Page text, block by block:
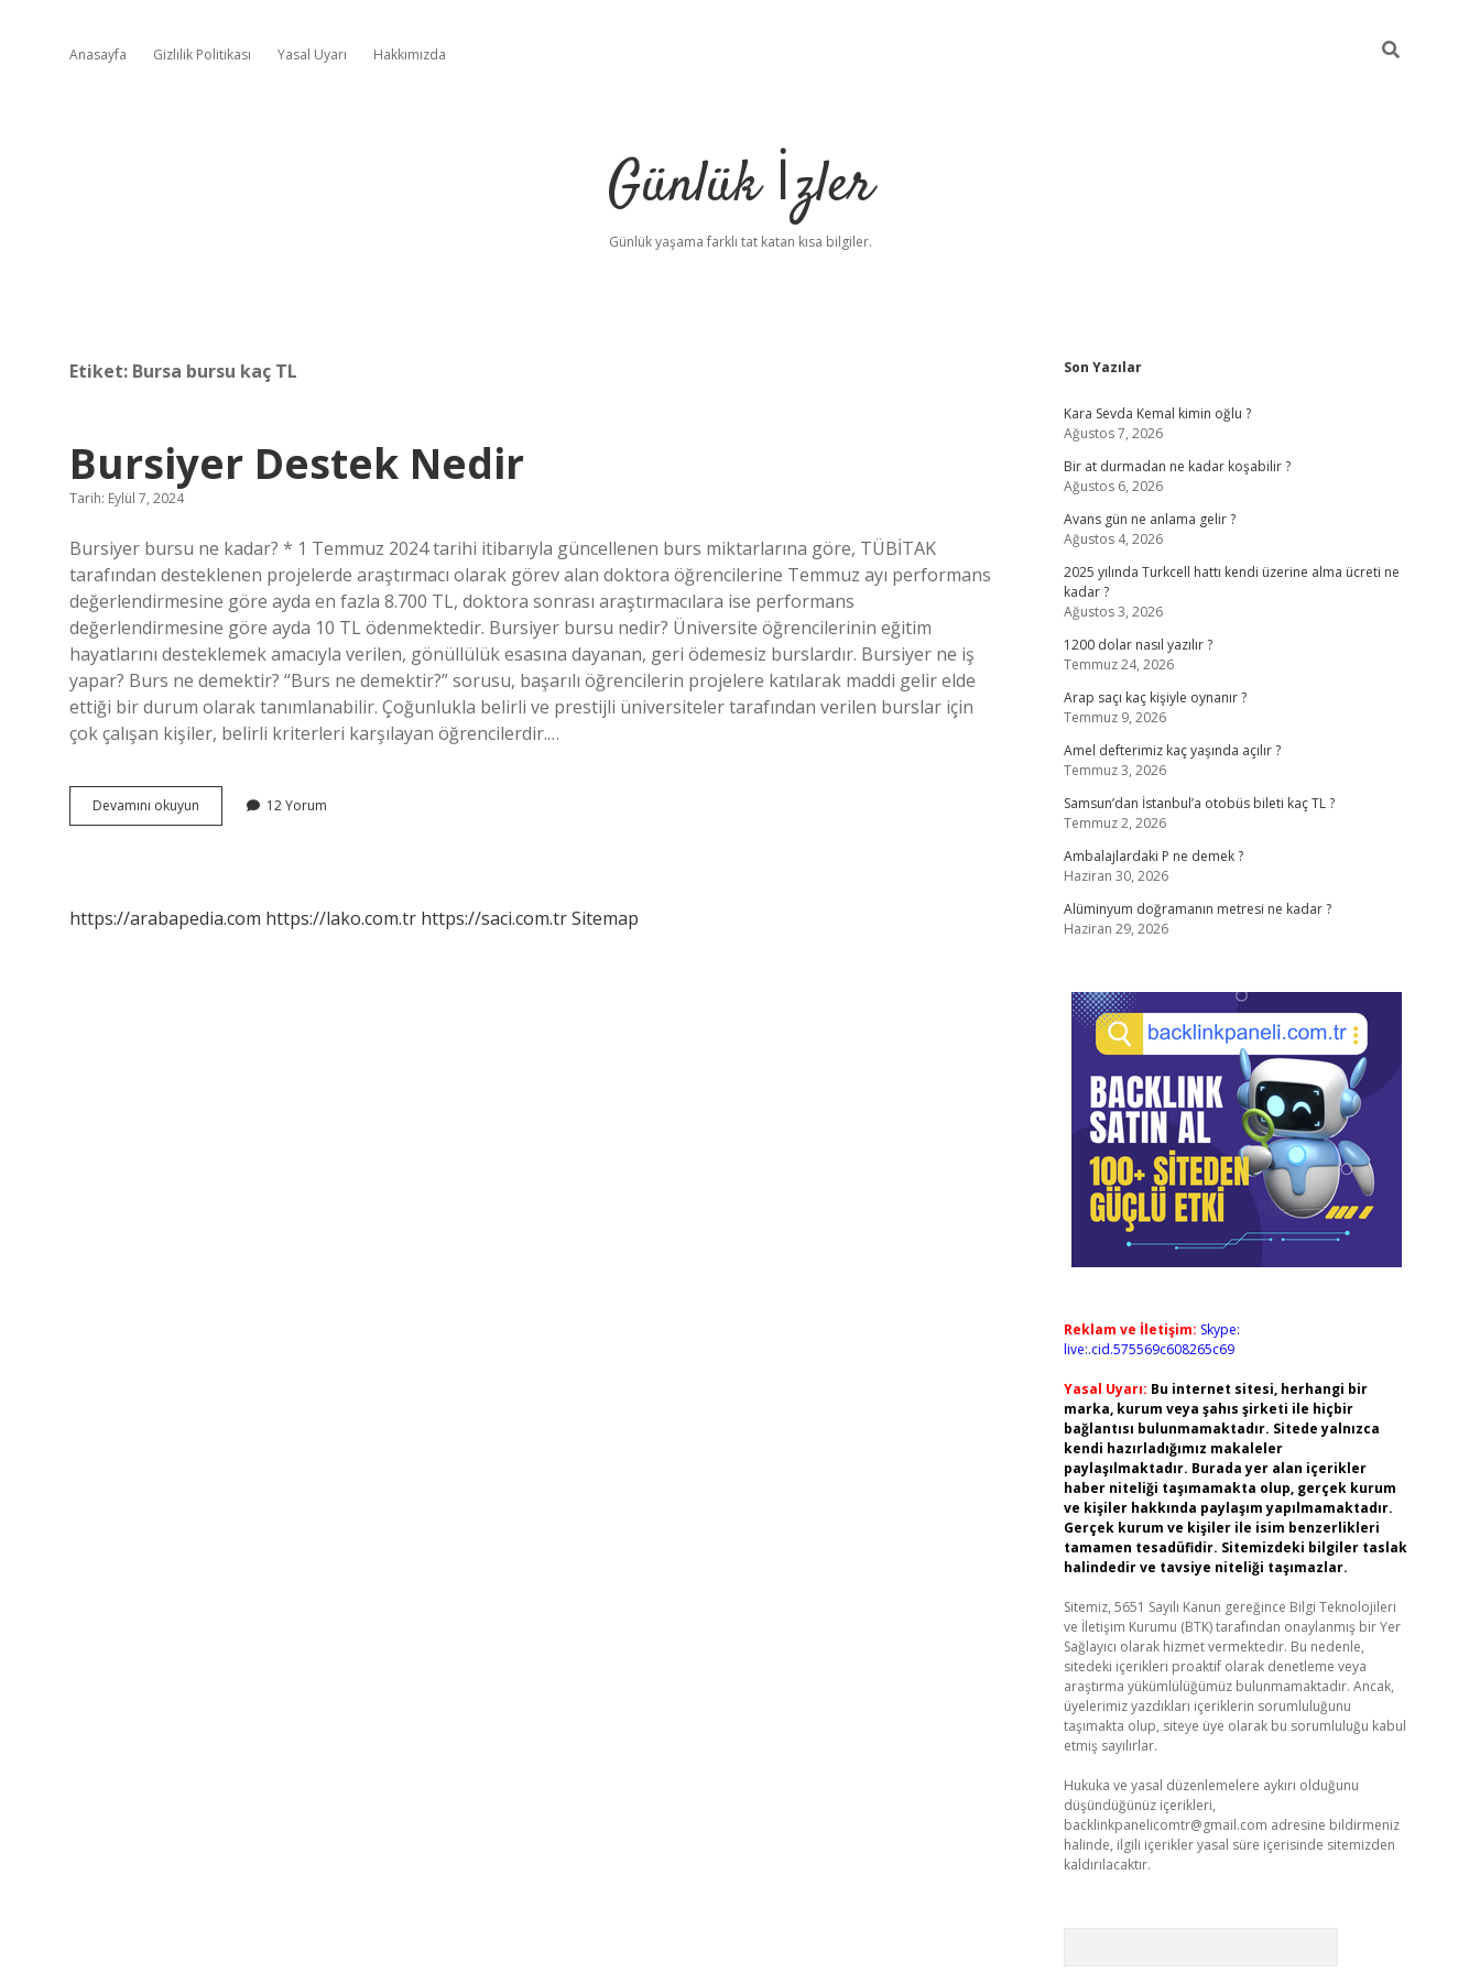
Anasayfa Gizlilik Politikası Yasal Uyarı Hakkımızda
Günlük İzler
Günlük yaşama farklı tat katan kısa bilgiler.
Etiket: Bursa bursu kaç TL
Bursiyer Destek Nedir
Tarih: Eylül 7, 2024
Bursiyer bursu ne kadar? * 1 Temmuz 2024 tarihi itibarıyla güncellenen burs miktarlarına göre, TÜBİTAK
tarafından desteklenen projelerde araştırmacı olarak görev alan doktora öğrencilerine Temmuz ayı performans
değerlendirmesine göre ayda en fazla 8.700 TL, doktora sonrası araştırmacılara ise performans
değerlendirmesine göre ayda 10 TL ödenmektedir. Bursiyer bursu nedir? Üniversite öğrencilerinin eğitim
hayatlarını desteklemek amacıyla verilen, gönüllülük esasına dayanan, geri ödemesiz burslardır. Bursiyer ne iş
yapar? Burs ne demektir? “Burs ne demektir?” sorusu, başarılı öğrencilerin projelere katılarak maddi gelir elde
ettiği bir durum olarak tanımlanabilir. Çoğunlukla belirli ve prestijli üniversiteler tarafından verilen burslar için
çok çalışan kişiler, belirli kriterleri karşılayan öğrencilerdir.…
Devamını okuyun Bursiyer
Destek
12 Yorum
https://arabapedia.com https://lako.com.tr https://saci.com.trSitemap
Sidebar
Son Yazılar
Kara Sevda Kemal kimin oğlu ?
Ağustos 7, 2026
Bir at durmadan ne kadar koşabilir ?
Ağustos 6, 2026
Avans gün ne anlama gelir ?
Ağustos 4, 2026
2025 yılında Turkcell hattı kendi üzerine alma ücreti ne
kadar ?
Ağustos 3, 2026
1200 dolar nasıl yazılır ?
Temmuz 24, 2026
Arap saçı kaç kişiyle oynanır ?
Temmuz 9, 2026
Amel defterimiz kaç yaşında açılır ?
Temmuz 3, 2026
Samsun’dan İstanbul’a otobüs bileti kaç TL ?
Temmuz 2, 2026
Ambalajlardaki P ne demek ?
Haziran 30, 2026
Alüminyum doğramanın metresi ne kadar ?
Haziran 29, 2026
Reklam ve İletişim: Skype:
live:.cid.575569c608265c69
Yasal Uyarı: Bu internet sitesi, herhangi bir
marka, kurum veya şahıs şirketi ile hiçbir
bağlantısı bulunmamaktadır. Sitede yalnızca
kendi hazırladığımız makaleler
paylaşılmaktadır. Burada yer alan içerikler
haber niteliği taşımamakta olup, gerçek kurum
ve kişiler hakkında paylaşım yapılmamaktadır.
Gerçek kurum ve kişiler ile isim benzerlikleri
tamamen tesadüfidir. Sitemizdeki bilgiler taslak
halindedir ve tavsiye niteliği taşımazlar.
Sitemiz, 5651 Sayılı Kanun gereğince Bilgi Teknolojileri
ve İletişim Kurumu (BTK) tarafından onaylanmış bir Yer
Sağlayıcı olarak hizmet vermektedir. Bu nedenle,
sitedeki içerikleri proaktif olarak denetleme veya
araştırma yükümlülüğümüz bulunmamaktadır. Ancak,
üyelerimiz yazdıkları içeriklerin sorumluluğunu
taşımakta olup, siteye üye olarak bu sorumluluğu kabul
etmiş sayılırlar.
Hukuka ve yasal düzenlemelere aykırı olduğunu
düşündüğünüz içerikleri,
backlinkpanelicomtr@gmail.com adresine bildirmeniz
halinde, ilgili içerikler yasal süre içerisinde sitemizden
kaldırılacaktır.